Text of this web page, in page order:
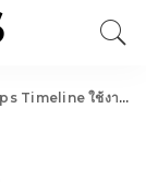
ร้อมวิธีตั้งค่า เช็กได้ว่าเดินทางไปไหนมาบ้าง ?